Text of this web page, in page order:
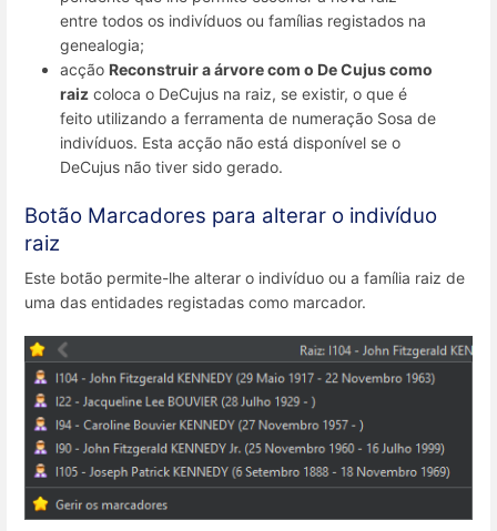
entre todos os indivíduos ou famílias registados na
genealogia;
acção Reconstruir a árvore com o De Cujus como
raiz coloca o DeCujus na raiz, se existir, o que é
feito utilizando a ferramenta de numeração Sosa de
indivíduos. Esta acção não está disponível se o
DeCujus não tiver sido gerado.
Botão Marcadores para alterar o indivíduo
raiz
Este botão permite-lhe alterar o indivíduo ou a família raiz de
uma das entidades registadas como marcador.